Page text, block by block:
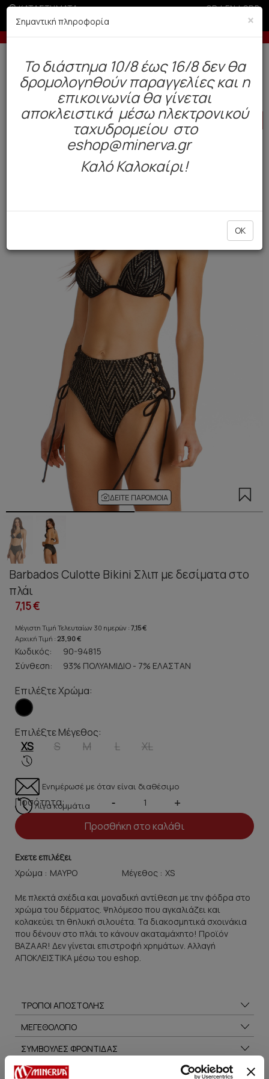
ΚΑΤΑΣΤΗΜΑΤΑ GR|EN|SRB
Έως 6 άτοκες δόσεις με πιστωτική άνω των 100€
Δωρεάν αποστολή άνω των 49€. Παράδοση σε 3-5 εργάσιμες.
BAZAAR Γυναίκα Μαγιό
HOT
ΔΕΊΤΕ ΠΑΡΌΜΟΙΑ
Barbados Culotte Bikini Σλιπ με δεσίματα στο
πλάι
7,15 €
Μέγιστη Τιμή Τελευταίων 30 ημερών : 7,15 €
Αρχική Τιμή : 23,90 €
Κωδικός:
90-94815
Σύνθεση:
93% ΠΟΛΥΑΜΙΔΙΟ - 7% ΕΛΑΣΤΑΝ
Επιλέξτε Χρώμα:
Επιλέξτε Μέγεθος:
XS S M L XL
Ενημέρωσέ με όταν είναι διαθέσιμο
Λίγα κομμάτια
Ποσότητα: - +
Προσθήκη στο καλάθι
Εχετε επιλέξει
Χρώμα :
Μέγεθος :
Με πλεκτά σχέδια και μοναδική αντίθεση με την φόδρα στο
χρώμα του δέρματος. Ψηλόμεσο που αγκαλιάζει και
κολακεύει τη θηλυκή σιλουέτα. Τα διακοσμητικά σχοινάκια
που δένουν στο πλάι το κάνουν ακαταμάχητο! Προϊόν
BAZAAR! Δεν γίνεται επιστροφή χρημάτων. Αλλαγή
ΑΠΟΚΛΕΙΣΤΙΚΑ μέσω του eshop.
ΤΡΟΠΟΙ ΑΠΟΣΤΟΛΗΣ
ΜΕΓΕΘΟΛΟΓΙΟ
ΣΥΜΒΟΥΛΕΣ ΦΡΟΝΤΙΔΑΣ
×
Σημαντική πληροφορία
To διάστημα 10/8 έως 16/8 δεν θα
δρομολογηθούν παραγγελίες και η
επικοινωνία θα γίνεται
αποκλειστικά μέσω ηλεκτρονικού
ταχυδρομείου στο
eshop@minerva.gr
Καλό Καλοκαίρι!
OK